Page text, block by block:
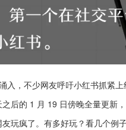
入，不少网友呼吁小红书抓紧上
后的 1 月 19 日傍晚全量更新
玩疯了。有多好玩？看几个例子